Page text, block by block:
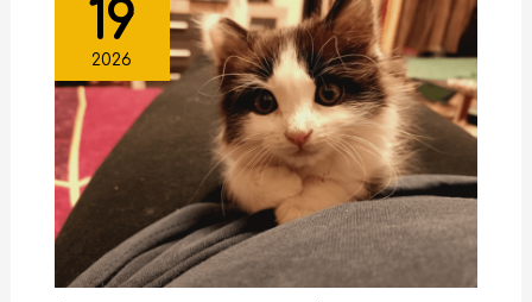
19
2026